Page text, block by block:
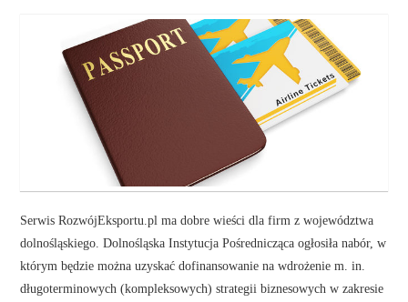
Serwis RozwójEksportu.pl ma dobre wieści dla firm z województwa
dolnośląskiego. Dolnośląska Instytucja Pośrednicząca ogłosiła nabór, w
którym będzie można uzyskać dofinansowanie na wdrożenie m. in.
długoterminowych (kompleksowych) strategii biznesowych w zakresie